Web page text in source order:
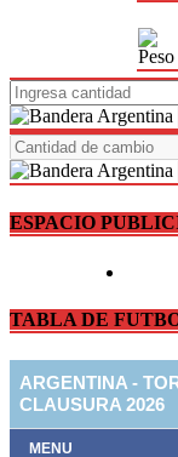
ESPACIO
TABLA DE